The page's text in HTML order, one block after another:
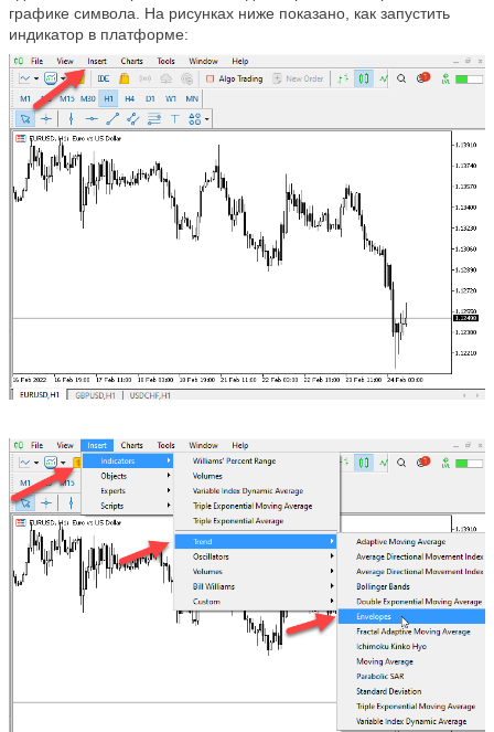
графике символа. На рисунках ниже показано, как запустить
индикатор в платформе: